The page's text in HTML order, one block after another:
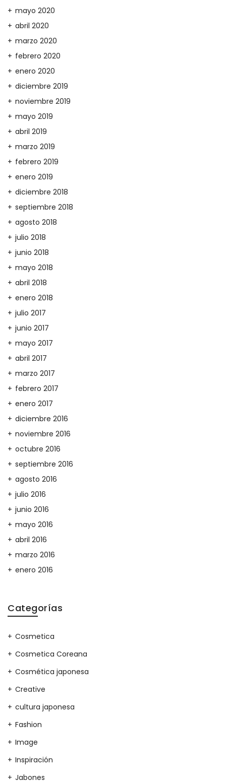
mayo 2020
abril 2020
marzo 2020
febrero 2020
enero 2020
diciembre 2019
noviembre 2019
mayo 2019
abril 2019
marzo 2019
febrero 2019
enero 2019
diciembre 2018
septiembre 2018
agosto 2018
julio 2018
junio 2018
mayo 2018
abril 2018
enero 2018
julio 2017
junio 2017
mayo 2017
abril 2017
marzo 2017
febrero 2017
enero 2017
diciembre 2016
noviembre 2016
octubre 2016
septiembre 2016
agosto 2016
julio 2016
junio 2016
mayo 2016
abril 2016
marzo 2016
enero 2016
Categorías
Cosmetica
Cosmetica Coreana
Cosmética japonesa
Creative
cultura japonesa
Fashion
Image
Inspiración
Jabones